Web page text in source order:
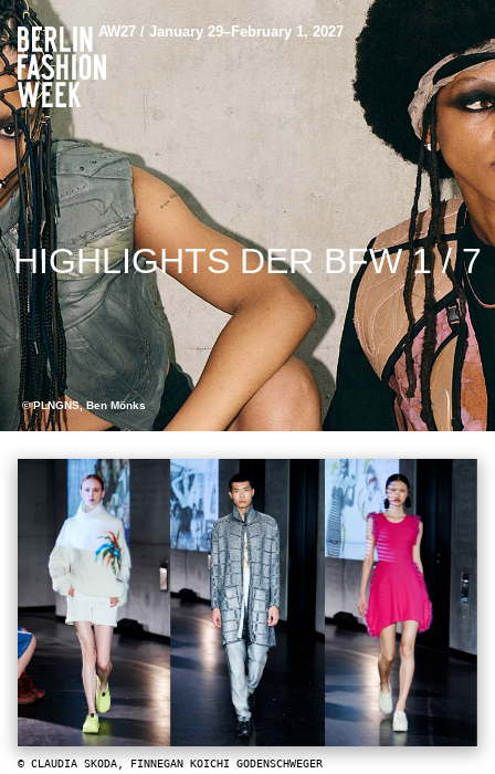
AW27 / January 29–February 1, 2027
HIGHLIGHTS DER BFW 1 / 7
© PLNGNS, Ben Mönks
© CLAUDIA SKODA, FINNEGAN KOICHI GODENSCHWEGER